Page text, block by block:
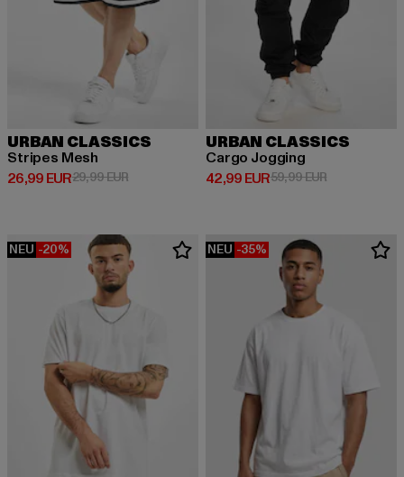
URBAN CLASSICS
Stripes Mesh
26,99 EUR
Derzeitiger Preis: 26,99 EUR
29,99 EURAktionspreis: 29,99 EUR
URBAN CLASSICS
Cargo Jogging
42,99 EUR
Derzeitiger Preis: 42,99 EUR
59,99 EURAktionspreis:
NEU -20% NEU -35%